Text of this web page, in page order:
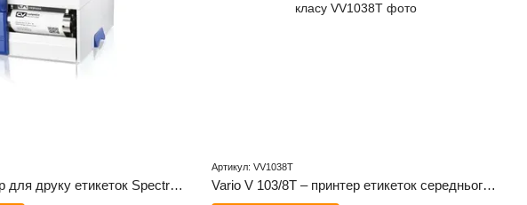
Надійний принтер для друку етикеток Spectra II (160/12) - точність, швидкість і висока якість
Артикул: VV1038T
Vario V 103/8T – принтер етикеток середнього класу